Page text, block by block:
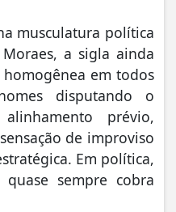
musculatura política
a sigla ainda
em todos
disputando o
prévio,
de improviso
Em política,
quase sempre cobra